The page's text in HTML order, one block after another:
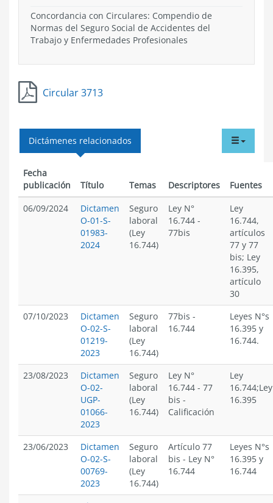
Concordancia con Circulares: Compendio de
Normas del Seguro Social de Accidentes del
Trabajo y Enfermedades Profesionales
Circular 3713
menu
Dictámenes relacionados
Fecha
publicación
Título Temas Descriptores
Fuentes
06/09/2024
Dictamen
O-01-S-
01983-
2024
Seguro
laboral
(Ley
16.744)
Ley N°
16.744 -
77bis
Ley
16.744,
artículos
77 y 77
bis; Ley
16.395,
artículo
30
07/10/2023
Dictamen
O-02-S-
01219-
2023
Seguro
laboral
(Ley
16.744)
77bis -
16.744
Leyes N°s
16.395 y
16.744.
23/08/2023
Dictamen
O-02-
UGP-
01066-
2023
Seguro
laboral
(Ley
16.744)
Ley N°
16.744 - 77
bis -
Calificación
Ley
16.744;Ley
16.395
23/06/2023
Dictamen
O-02-S-
00769-
2023
Seguro
laboral
(Ley
16.744)
Artículo 77
bis - Ley N°
16.744
Leyes N°s
16.395 y
16.744